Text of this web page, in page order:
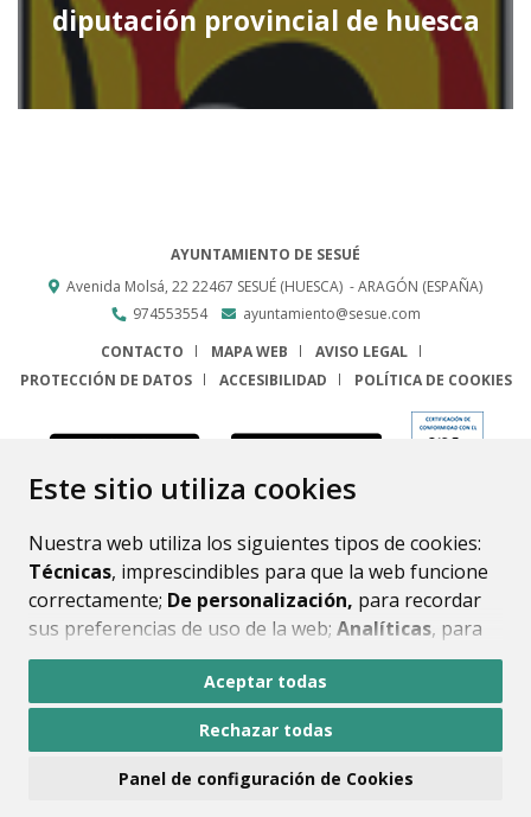
Este sitio utiliza cookies
Nuestra web utiliza los siguientes tipos de cookies:
Técnicas, imprescindibles para que la web funcione
correctamente; De personalización, para recordar
sus preferencias de uso de la web; Analíticas, para
mejorar el funcionamiento de la web y sus servicios.
Si acepta pulsando el botón“Aceptar todas”
consideramos que acepta su uso. Si pulsa el botón
ninguna acción, se guardarán las cookies técnicas
Aceptar todas
Rechazar todas
Panel de configuración de Cookies
diputación provincial de huesca
AYUNTAMIENTO DE SESUÉ
Avenida Molsá, 2222467 SESUÉ (HUESCA) - ARAGÓN (ESPAÑA)
974553554
ayuntamiento@sesue.com
CONTACTO
MAPA WEB
AVISO LEGAL
PROTECCIÓN DE DATOS
ACCESIBILIDAD POLÍTICA DE COOKIES